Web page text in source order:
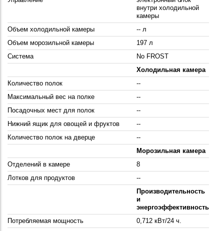
внутри холодильной
камеры
Объем холодильной камеры
-- л
Объем морозильной камеры
197 л
Система
No FROST
Холодильная камера
Количество полок
--
Максимальный вес на полке
--
Посадочных мест для полок
--
Нижний ящик для овощей и фруктов
--
Количество полок на дверце
--
Морозильная камера
Отделений в камере
8
Лотков для продуктов
--
Производительность
и
энергоэффективность
Потребляемая мощность
0,712 кВт/24 ч.